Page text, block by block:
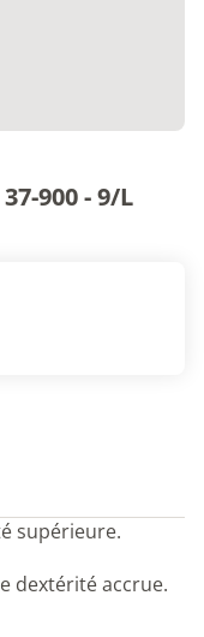
900 - 9/L
supérieure.
dextérité accrue.